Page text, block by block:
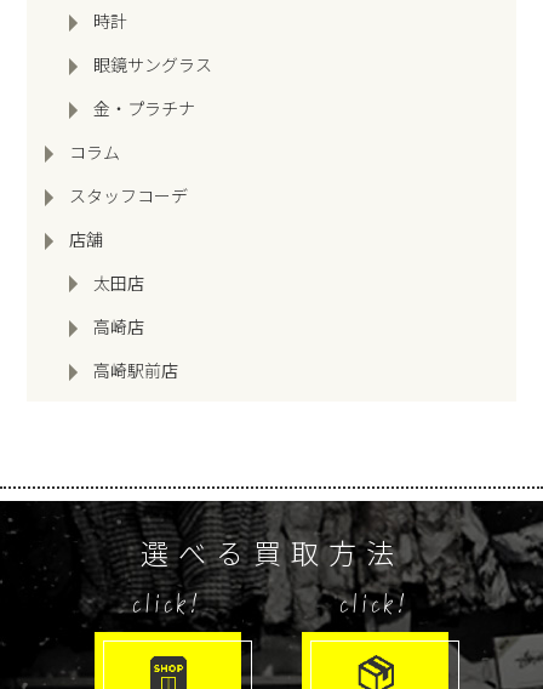
時計
眼鏡サングラス
金・プラチナ
コラム
スタッフコーデ
店舗
太田店
高崎店
高崎駅前店
選べる買取方法
click! click!